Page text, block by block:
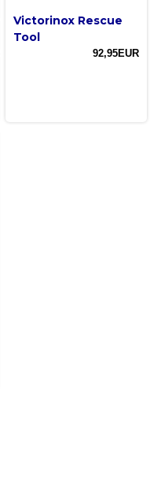
Victorinox Rescue
Tool
92,95EUR